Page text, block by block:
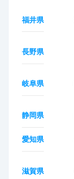
福井県
長野県
岐阜県
静岡県
愛知県
滋賀県